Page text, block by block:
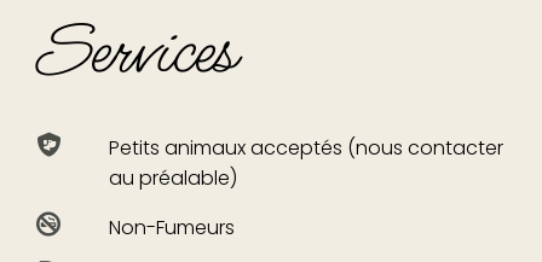
Services
Petits animaux acceptés (nous contacter
au préalable)
Non-Fumeurs